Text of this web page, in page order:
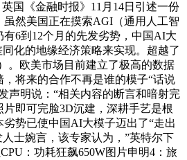
国《金融时报》11月14日引述一份
然美国正在摸索AGI（通用人工智
6到12个月的先发劣势，中国AI大
化的地缘经济策略来实现。超越了
。欧美市场目前建立了极高的数据
将来的合作不再是谁的模子“话说
声明说：“相关内容的断言和暗射完
即可完脸3D沉建，深耕手艺是根
势已使中国AI大模子迈出了“走出
士婉言，该专家认为，”英特尔下
：功耗狂飙650W图片申明4：旅